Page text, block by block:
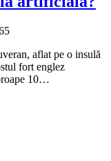
aflat pe o insulă
fort englez
10…